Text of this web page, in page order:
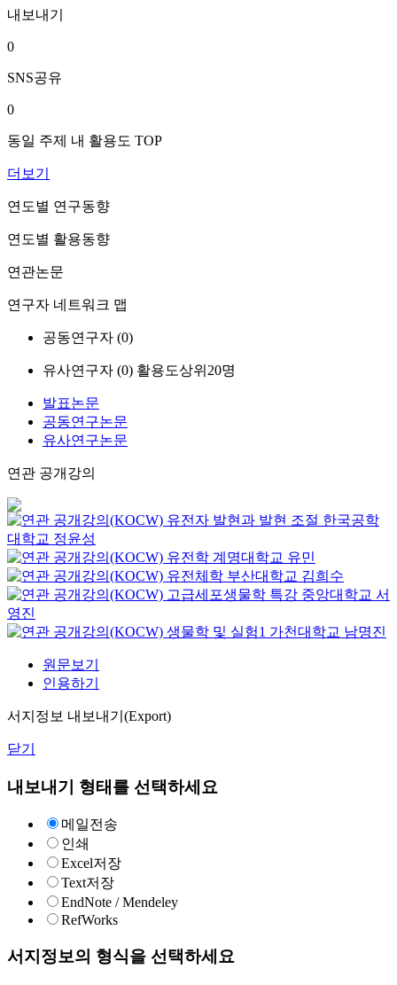
내보내기
0
SNS공유
0
동일 주제 내 활용도 TOP
더보기
연도별 연구동향
연도별 활용동향
연관논문
연구자 네트워크 맵
공동연구자 (0)
유사연구자 (0) 활용도상위20명
발표논문
공동연구논문
유사연구논문
연관 공개강의
유전자 발현과 발현 조절 한국공학
대학교 정윤성
유전학 계명대학교 유민
유전체학 부산대학교 김희수
고급세포생물학 특강 중앙대학교 서
영진
생물학 및 실험1 가천대학교 남명진
원문보기
인용하기
서지정보 내보내기(Export)
닫기
내보내기 형태를 선택하세요
메일전송
인쇄
Excel저장
Text저장
EndNote / Mendeley
RefWorks
서지정보의 형식을 선택하세요